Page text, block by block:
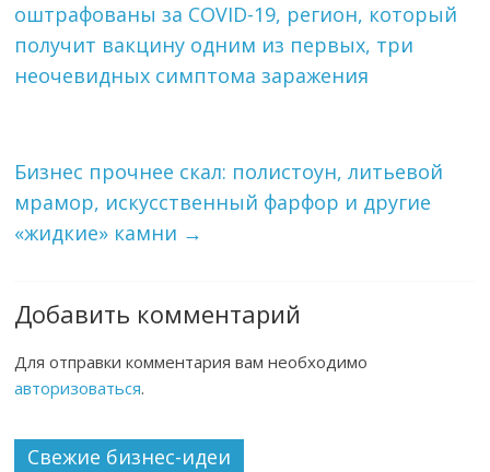
оштрафованы за COVID-19, регион, который
получит вакцину одним из первых, три
неочевидных симптома заражения
Бизнес прочнее скал: полистоун, литьевой
мрамор, искусственный фарфор и другие
«жидкие» камни →
Добавить комментарий
Для отправки комментария вам необходимо
авторизоваться.
Свежие бизнес-идеи